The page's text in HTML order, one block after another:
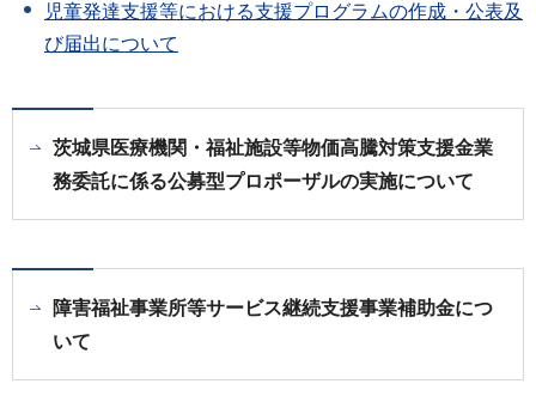
児童発達支援等における支援プログラムの作成・公表及
び届出について
茨城県医療機関・福祉施設等物価高騰対策支援金業
務委託に係る公募型プロポーザルの実施について
障害福祉事業所等サービス継続支援事業補助金につ
いて